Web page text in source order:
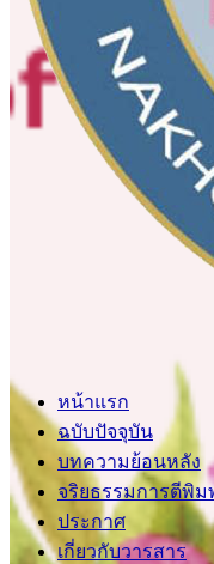
หน้าแรก
ฉบับปัจจุบัน
บทความย้อนหลัง
จริยธรรมการตีพิม
ประกาศ
เกี่ยวกับวารสาร